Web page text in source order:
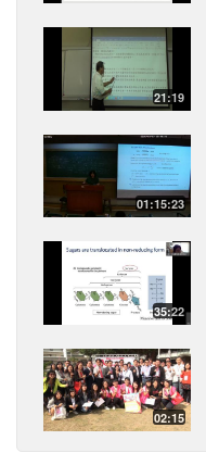
21:19
01:15:23
35:22
02:15